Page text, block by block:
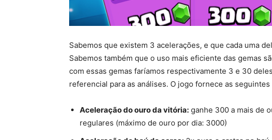
Sabemos que existem 3 acelerações, e que cada uma
Sabemos também que o uso mais eficiente das gemas
com essas gemas faríamos respectivamente 3 e 30
referencial para as análises. O jogo fornece as
Aceleração do ouro da vitória: ganhe 300 a mais de
regulares (máximo de ouro por dia: 3000)